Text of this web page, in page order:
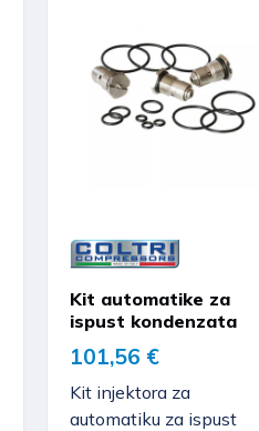
Kit automatike za
ispust kondenzata
101,56 €
Kit injektora za
automatiku za ispust